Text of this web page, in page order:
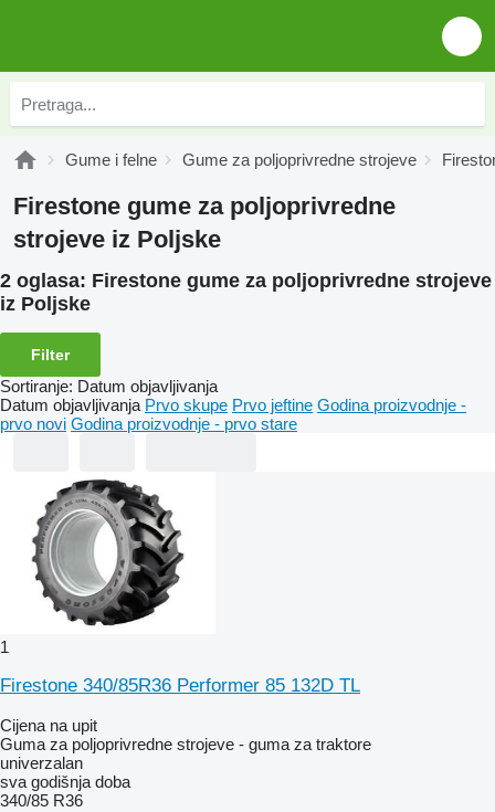
Gume i felne Gume za poljoprivredne strojeve
Firestone gume za poljoprivredne
strojeve iz Poljske
2 oglasa: Firestone gume za poljoprivredne strojeve
iz Poljske
Filter
Sortiranje: Datum objavljivanja
Datum objavljivanja Prvo skupe Prvo jeftine Godina proizvodnje -
prvo novi Godina proizvodnje - prvo stare
1
Firestone 340/85R36 Performer 85 132D TL
Cijena na upit
Guma za poljoprivredne strojeve - guma za traktore
univerzalan
sva godišnja doba
340/85 R36